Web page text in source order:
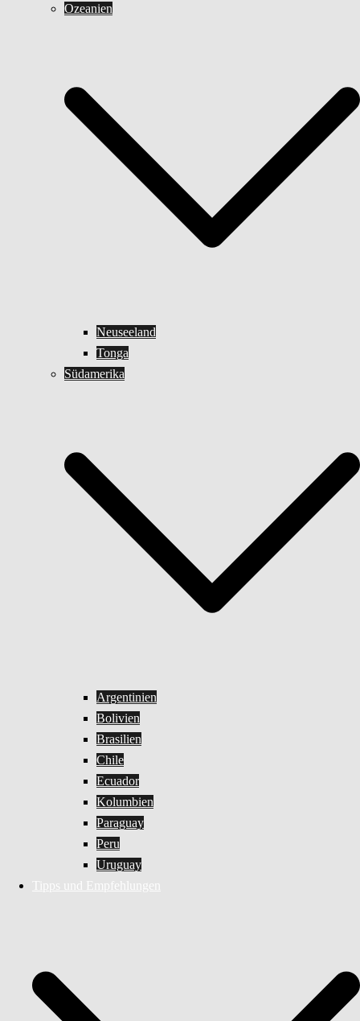
Ozeanien
Neuseeland
Tonga
Südamerika
Argentinien
Bolivien
Brasilien
Chile
Ecuador
Kolumbien
Paraguay
Peru
Uruguay
Tipps und Empfehlungen